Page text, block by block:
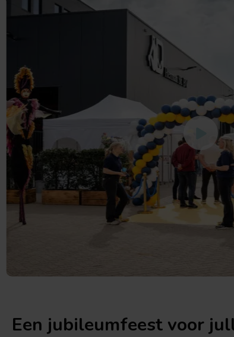
Een jubileumfeest voor